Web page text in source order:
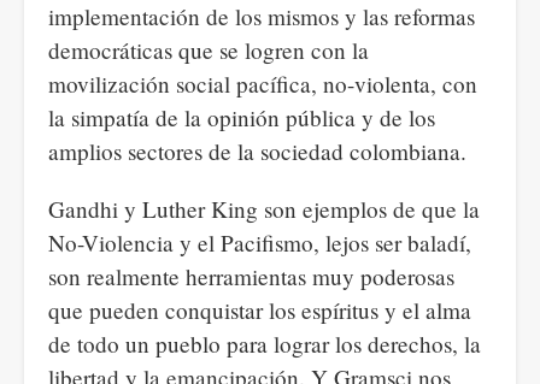
implementación de los mismos y las reformas
democráticas que se logren con la
movilización social pacífica, no-violenta, con
la simpatía de la opinión pública y de los
amplios sectores de la sociedad colombiana.
Gandhi y Luther King son ejemplos de que la
No-Violencia y el Pacifismo, lejos ser baladí,
son realmente herramientas muy poderosas
que pueden conquistar los espíritus y el alma
de todo un pueblo para lograr los derechos, la
libertad y la emancipación. Y Gramsci nos